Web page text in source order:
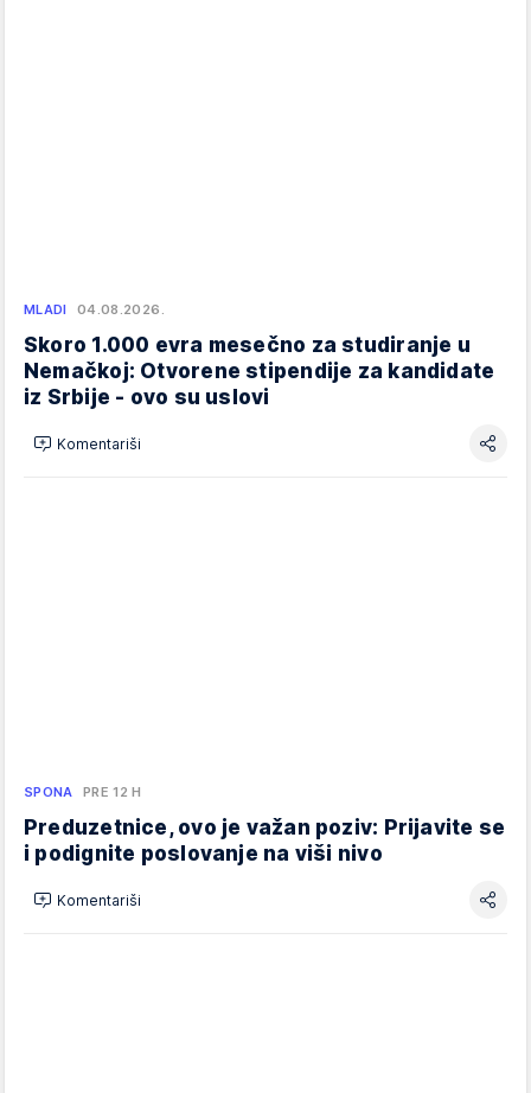
MLADI 04.08.2026.
Skoro 1.000 evra mesečno za studiranje u
Nemačkoj: Otvorene stipendije za kandidate
iz Srbije - ovo su uslovi
Komentariši
SPONA PRE 12 H
Preduzetnice, ovo je važan poziv: Prijavite se
i podignite poslovanje na viši nivo
Komentariši